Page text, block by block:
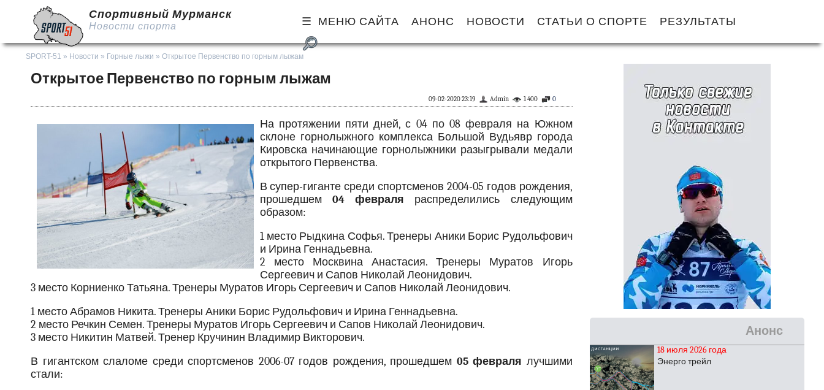
Спортивный Мурманск
Новости спорта МЕНЮ САЙТА АНОНС НОВОСТИ СТАТЬИ О СПОРТЕ РЕЗУЛЬТАТЫ
SPORT-51 » Новости » Горные лыжи » Открытое Первенство по горным лыжам
Открытое Первенство по горным лыжам
0
1 400
Admin
09-02-2020 23:19
На протяжении пяти дней, с 04 по 08 февраля на Южном
склоне горнолыжного комплекса Большой Вудьявр города
Кировска начинающие горнолыжники разыгрывали медали
открытого Первенства.
В супер-гиганте среди спортсменов 2004-05 годов рождения,
прошедшем 04 февраля распределились следующим
образом:
1 место Рыдкина Софья. Тренеры Аники Борис Рудольфович
и Ирина Геннадьевна.
2 место Москвина Анастасия. Тренеры Муратов Игорь
Сергеевич и Сапов Николай Леонидович.
3 место Корниенко Татьяна. Тренеры Муратов Игорь Сергеевич и Сапов Николай Леонидович.
1 место Абрамов Никита. Тренеры Аники Борис Рудольфович и Ирина Геннадьевна.
2 место Речкин Семен. Тренеры Муратов Игорь Сергеевич и Сапов Николай Леонидович.
3 место Никитин Матвей. Тренер Кручинин Владимир Викторович.
В гигантском слаломе среди спортсменов 2006-07 годов рождения, прошедшем 05 февраля лучшими
стали:
Анонс
18 июля 2026 года
Энерго трейл